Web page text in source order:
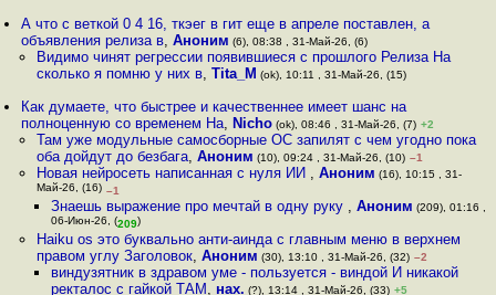
А что с веткой 0 4 16, ткэег в гит еще в апреле поставлен, а
объявления релиза в,Аноним (6), 08:38 , 31-Май-26, (6)
Видимо чинят регрессии появившиеся с прошлого Релиза На
сколько я помню у них в, Tita_M (ok), 10:11 , 31-Май-26, (15)
Как думаете, что быстрее и качественнее имеет шанс на
полноценную со временем Ha, Nicho (ok), 08:46 , 31-Май-26, (7) +2
Там уже модульные самосборные ОС запилят с чем угодно пока
оба дойдут до безбага, Аноним (10), 09:24 , 31-Май-26, (10) –1
Новая нейросеть написанная с нуля ИИ , Аноним (16), 10:15 , 31-
Май-26, (16) –1
Знаешь выражение про мечтай в одну руку , Аноним (209), 01:16 ,
06-Июн-26, (209)
Haiku os это буквально анти-аинда с главным меню в верхнем
правом углу Заголовок, Аноним (30), 13:10 , 31-Май-26, (32) –2
виндузятник в здравом уме - пользуется - виндой И никакой
ректалос с гайкой ТАМ , нах. (?), 13:14 , 31-Май-26, (33) +5